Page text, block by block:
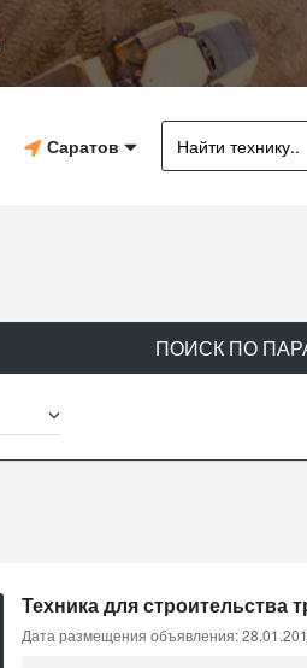
Саратов
ПОИСК ПО
Техника для строительства
Дата размещения объявления: